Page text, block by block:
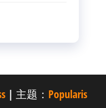
| 主题： Popularis